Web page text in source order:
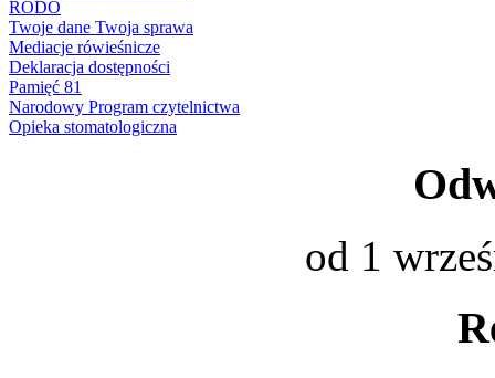
RODO
Twoje dane Twoja sprawa
Mediacje rówieśnicze
Deklaracja dostępności
Pamięć 81
Narodowy Program czytelnictwa
Opieka stomatologiczna
od 1